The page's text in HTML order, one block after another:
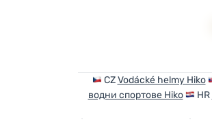
CZVodácké helmy Hiko
водни спортове Hiko
HR